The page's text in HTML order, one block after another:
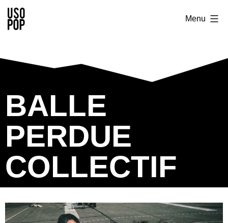
Menu
BALLE
PERDUE
COLLECTIF